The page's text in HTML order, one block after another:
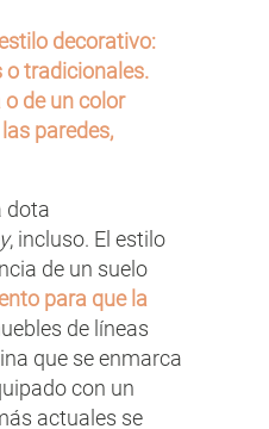
decorativo:
o tradicionales.
de un color
paredes,
dota
, incluso. El estilo
de un suelo
para que la
de líneas
que se enmarca
con un
actuales se